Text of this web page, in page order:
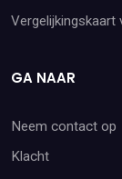
Vergelijkingskaart
GA NAAR
Neem contact op
Klacht